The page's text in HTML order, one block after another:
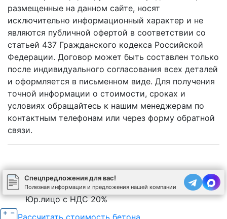
размещенные на данном сайте, носят
исключительно информационный характер и не
являются публичной офертой в соответствии со
статьей 437 Гражданского кодекса Российской
Федерации. Договор может быть составлен только
после индивидуального согласования всех деталей
и оформляется в письменном виде. Для получения
точной информации о стоимости, сроках и
условиях обращайтесь к нашим менеджерам по
контактным телефонам или через форму обратной
связи.
Наличный
расчёт
Банковской
картой
Онлайн
Онлайн
оплата
Юр.лицо с НДС 20%
Спецпредложения для вас!
Полезная информация и предложения нашей компании
Рассчитать стоимость бетона